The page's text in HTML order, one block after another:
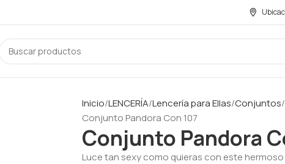
Inicio LENCERÍA Lencería para Ellas Conjuntos
Conjunto Pandora Con 107
Conjunto Pandora
Luce tan sexy como quieras con este